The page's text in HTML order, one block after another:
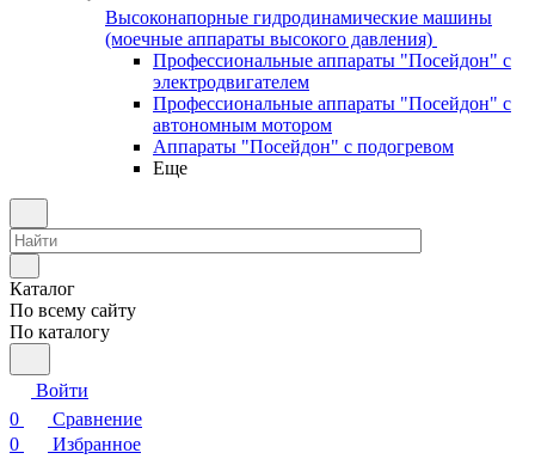
Высоконапорные гидродинамические машины
(моечные аппараты высокого давления)
Профессиональные аппараты "Посейдон" с
электродвигателем
Профессиональные аппараты "Посейдон" с
автономным мотором
Аппараты "Посейдон" с подогревом
Еще
Каталог
По всему сайту
По каталогу
Войти
0
Сравнение
0
Избранное